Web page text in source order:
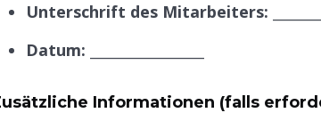
Unterschrift des Mitarbeiters:
Datum:
Informationen (falls